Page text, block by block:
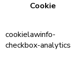
Cookie
cookielawinfo-
checkbox-analytics